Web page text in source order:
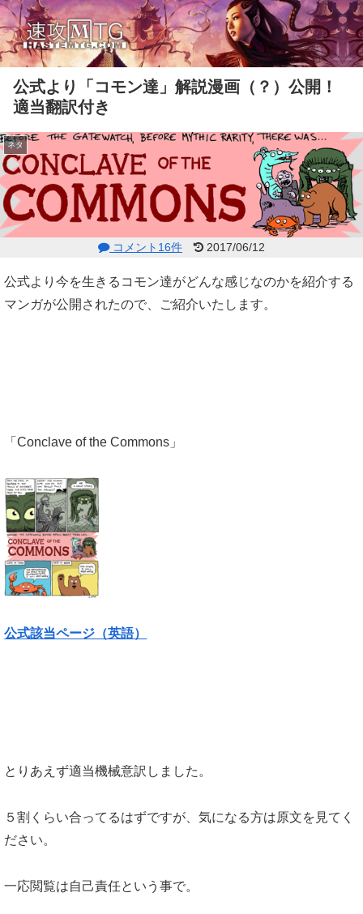
公式より「コモン達」解説漫画（？）公開！
適当翻訳付き
ネタ
コメント16件 2017/06/12
公式より今を生きるコモン達がどんな感じなのかを紹介する
マンガが公開されたので、ご紹介いたします。
「Conclave of the Commons」
公式該当ページ（英語）
とりあえず適当機械意訳しました。
５割くらい合ってるはずですが、気になる方は原文を見てく
ださい。
一応閲覧は自己責任という事で。